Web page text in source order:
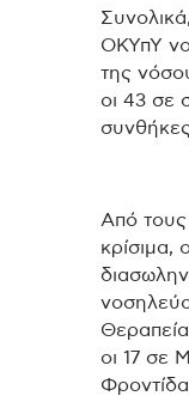
ΟΚΥπΥ
της
οι 43 σε
Από τους
κρίσιμα,
οι 17 σε